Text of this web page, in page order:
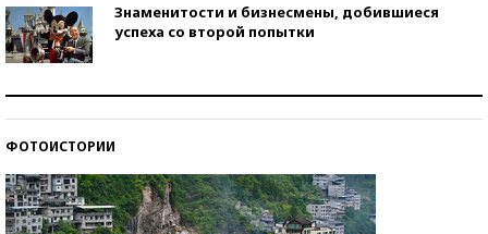
Знаменитости и бизнесмены, добившиеся
успеха со второй попытки
ФОТОИСТОРИИ